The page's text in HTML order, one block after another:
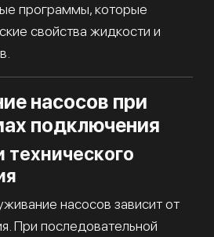
программы, которые
свойства жидкости и
насосов при
подключения
насосов зависит от
При последовательной